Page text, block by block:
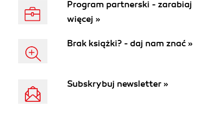
Program partnerski - zarabiaj
więcej »
Brak książki? - daj nam znać »
Subskrybuj newsletter »